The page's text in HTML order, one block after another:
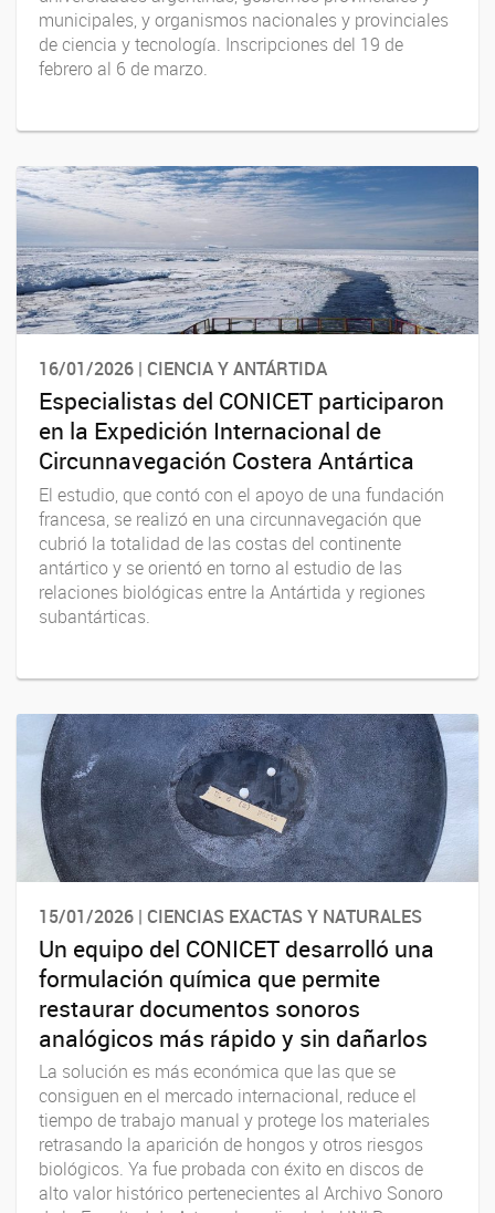
municipales, y organismos nacionales y provinciales
de ciencia y tecnología. ​Inscripciones del 19 de
febrero al 6 de marzo.
16/01/2026 | CIENCIA Y ANTÁRTIDA
Especialistas del CONICET participaron
en la Expedición Internacional de
Circunnavegación Costera Antártica
El estudio, que contó con el apoyo de una fundación
francesa, se realizó en una circunnavegación que
cubrió la totalidad de las costas del continente
antártico y se orientó en torno al estudio de las
relaciones biológicas entre la Antártida y regiones
subantárticas.
15/01/2026 | CIENCIAS EXACTAS Y NATURALES
Un equipo del CONICET desarrolló una
formulación química que permite
restaurar documentos sonoros
analógicos más rápido y sin dañarlos
La solución es más económica que las que se
consiguen en el mercado internacional, reduce el
tiempo de trabajo manual y protege los materiales
retrasando la aparición de hongos y otros riesgos
biológicos. Ya fue probada con éxito en discos de
alto valor histórico pertenecientes al Archivo Sonoro